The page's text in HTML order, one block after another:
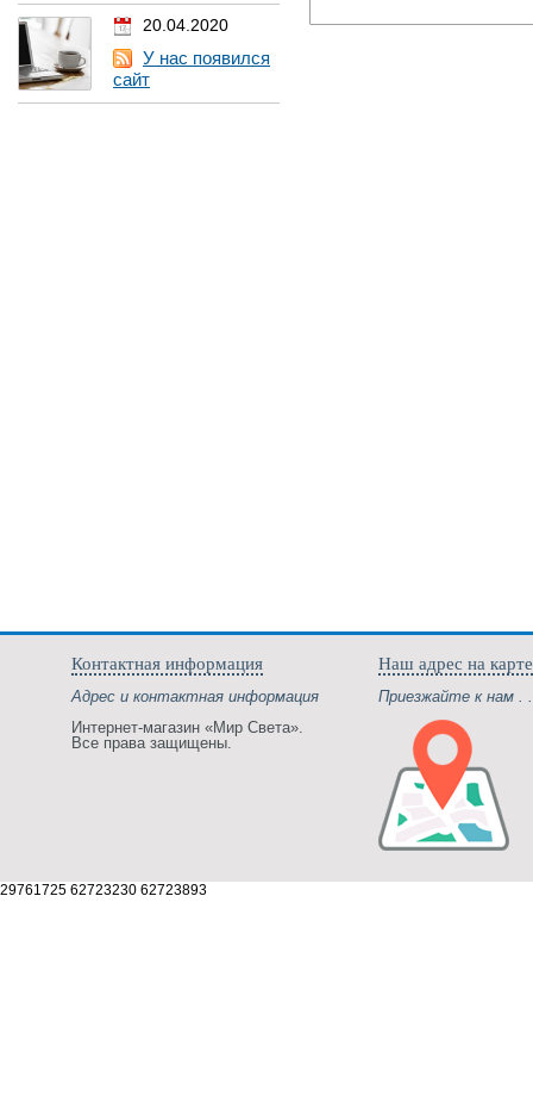
20.04.2020
У нас появился
сайт
Контактная информация
Адрес и контактная информация
Интернет-магазин «Мир Света».
Все права защищены.
Наш адрес на карте
Приезжайте к нам .
29761725 62723230 62723893